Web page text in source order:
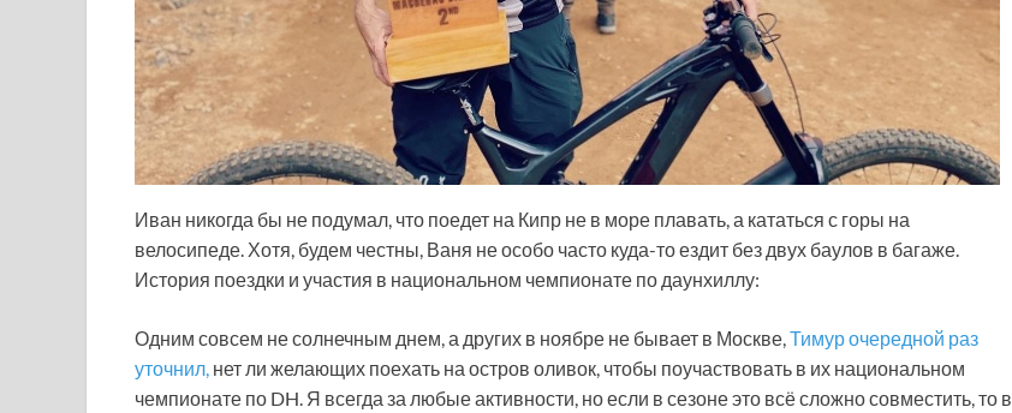
Иван никогда бы не подумал, что поедет на Кипр не в море плавать, а кататься с горы на
велосипеде. Хотя, будем честны, Ваня не особо часто куда-то ездит без двух баулов в багаже.
История поездки и участия в национальном чемпионате по даунхиллу:
Одним совсем не солнечным днем, а других в ноябре не бывает в Москве,Тимур очередной раз
уточнил, нет ли желающих поехать на остров оливок, чтобы поучаствовать в их национальном
чемпионате по DH. Я всегда за любые активности, но если в сезоне это всё сложно совместить, то в